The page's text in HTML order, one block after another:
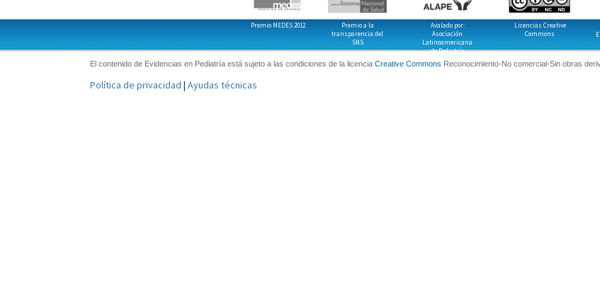
Premio MEDES 2012
Premio a la
transparencia del
SNS
Avalado por:
Asociación
Latinoamericana
de Pediatría
Licencias Creative
Commons
El contenido de Evidencias en Pediatría está sujeto a las condiciones de la licencia Creative Commons Reconocimiento-No comercial-Sin obras
Política de privacidad | Ayudas técnicas